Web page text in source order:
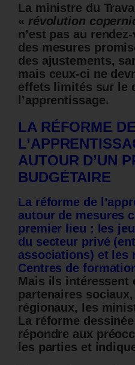
La ministre du
« révolution
n’est pas au
des mesures
des ajustements,
mais ceux-ci ne
effets limités sur le
l’apprentissage.
LA RÉFORME DE
AUTOUR D’UN
BUDGÉTAIRE
La réforme de
autour de mesures
premier lieu : les
du secteur privé
associations) et les
Centres de
Mais ils intéressent
partenaires
régionaux, les
La réforme
répondre aux
les parties et